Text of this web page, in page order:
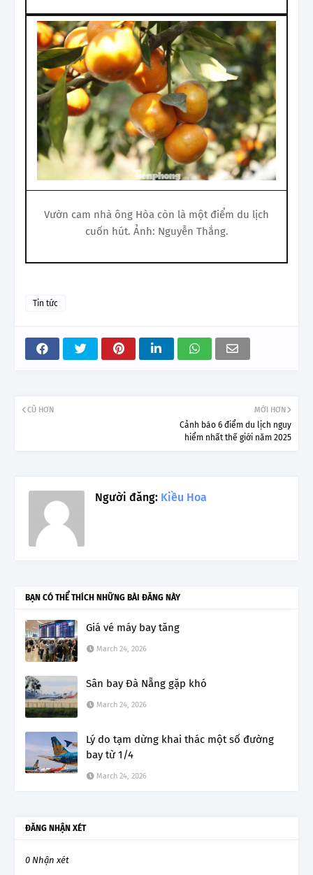
Vườn cam nhà ông Hòa còn là một điểm du lịch
cuốn hút. Ảnh: Nguyễn Thắng.
Tin tức
MỚI HƠN
Cảnh báo 6 điểm du lịch nguy
hiểm nhất thế giới năm 2025
CŨ HƠN
Người đăng: Kiều Hoa
BẠN CÓ THỂ THÍCH NHỮNG BÀI ĐĂNG NÀY
Giá vé máy bay tăng
March 24, 2026
Sân bay Đà Nẵng gặp khó
March 24, 2026
Lý do tạm dừng khai thác một số đường
bay từ 1/4
March 24, 2026
ĐĂNG NHẬN XÉT
0 Nhận xét